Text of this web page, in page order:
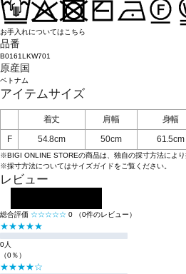
お手入れについてはこちら
品番
B0161LKW701
原産国
ベトナム
アイテムサイズ
着丈 肩幅 身幅
F
54.8cm 50cm 61.5cm
※BIGI ONLINE STOREの商品は、独自の採寸方法により
※採寸方法についてはサイズガイドをご覧ください。
レビュー
総合評価 ☆☆☆☆☆ 0 （0件のレビュー）
★★★★★
0人
（0％）
★★★★☆